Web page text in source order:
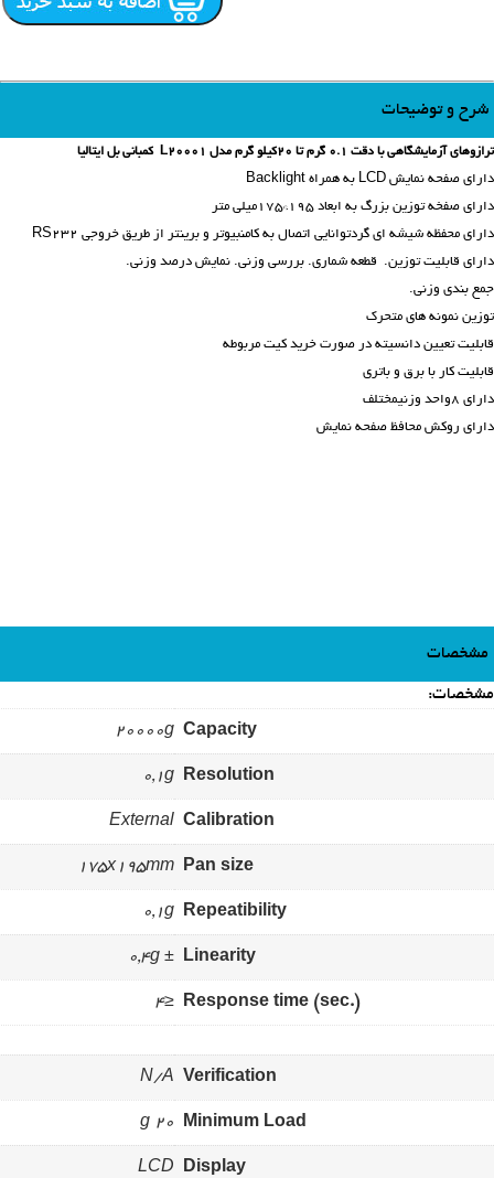
شرح و توضیحات
ترازوهای آزمایشگاهی با دقت 0.1 گرم تا 20کیلو گرم مدل L20001 کمبانی بل ایتالیا
دارای صفحه نمایش LCD به همراه Backlight
دارای صفخه توزین بزرگ به ابعاد 195*175میلی متر
دارای محفظه شیشه ای گردتوانایی اتصال به کامنبیوتر و برینتر از طریق خروجی RS232
دارای قابلیت توزین. قطعه شماری. بررسی وزنی. نمایش درصد وزنی.
جمع بندی وزنی.
توزین نمونه های متحرک
قابلیت تعیین دانسیته در صورت خرید کیت مربوطه
قابلیت کار با برق و باتری
دارای 8واحد وزنیمختلف
دارای روکش محافظ صفحه نمایش
مشخصات
مشخصات:
Capacity
20000g
Resolution
0,1g
Calibration
External
Pan size
175x195mm
Repeatibility
0,1g
Linearity
± 0,4g
Response time (sec.)
≤4
Verification
N/A
Minimum Load
20 g
Display
LCD